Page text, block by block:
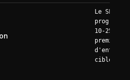
Le SL2
progresse
10-25 % la
première
ciblé